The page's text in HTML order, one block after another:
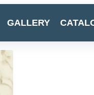
GALLERY